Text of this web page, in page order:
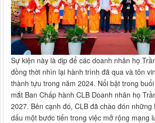
Sự kiện này là dịp để các doanh nhân họ
đồng thời nhìn lại hành trình đã qua và tôn
thành tựu trong năm 2024. Nổi bật trong
mắt Ban Chấp hành CLB Doanh nhân họ
2027. Bên cạnh đó, CLB đã chào đón những
dấu một bước tiến trong việc mở rộng mạng